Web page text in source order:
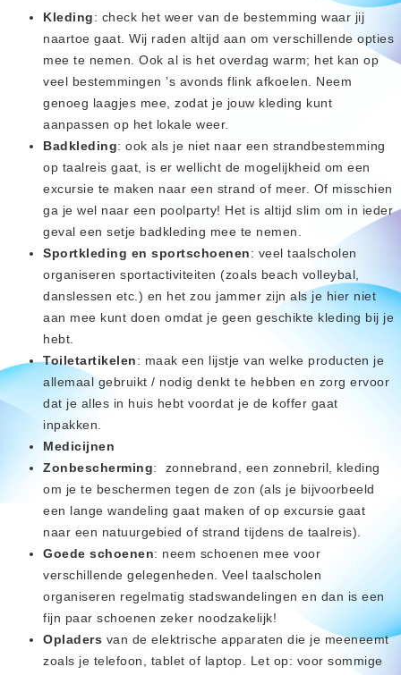
Kleding: check het weer van de bestemming waar jij
naartoe gaat. Wij raden altijd aan om verschillende opties
mee te nemen. Ook al is het overdag warm; het kan op
veel bestemmingen ’s avonds flink afkoelen. Neem
genoeg laagjes mee, zodat je jouw kleding kunt
aanpassen op het lokale weer.
Badkleding: ook als je niet naar een strandbestemming
op taalreis gaat, is er wellicht de mogelijkheid om een
excursie te maken naar een strand of meer. Of misschien
ga je wel naar een poolparty! Het is altijd slim om in ieder
geval een setje badkleding mee te nemen.
Sportkleding en sportschoenen: veel taalscholen
organiseren sportactiviteiten (zoals beach volleybal,
danslessen etc.) en het zou jammer zijn als je hier niet
aan mee kunt doen omdat je geen geschikte kleding bij je
hebt.
Toiletartikelen: maak een lijstje van welke producten je
allemaal gebruikt / nodig denkt te hebben en zorg ervoor
dat je alles in huis hebt voordat je de koffer gaat
inpakken.
Medicijnen
Zonbescherming: zonnebrand, een zonnebril, kleding
om je te beschermen tegen de zon (als je bijvoorbeeld
een lange wandeling gaat maken of op excursie gaat
naar een natuurgebied of strand tijdens de taalreis).
Goede schoenen: neem schoenen mee voor
verschillende gelegenheden. Veel taalscholen
organiseren regelmatig stadswandelingen en dan is een
fijn paar schoenen zeker noodzakelijk!
Opladers van de elektrische apparaten die je meeneemt
zoals je telefoon, tablet of laptop. Let op: voor sommige